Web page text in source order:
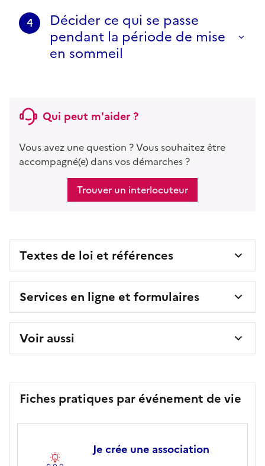
4
Décider ce qui se passe
pendant la période de mise
en sommeil
Qui peut m'aider ?
Vous avez une question ? Vous souhaitez être
accompagné(e) dans vos démarches ?
Trouver un interlocuteur
Textes de loi et références
Services en ligne et formulaires
Voir aussi
Fiches pratiques par événement de vie
Je crée une association